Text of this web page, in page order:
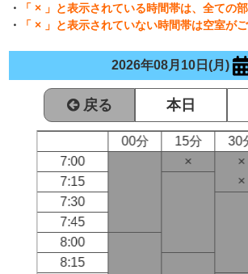
・
「 × 」と表示されている時間帯は、全ての
・
「 × 」と表示されていない時間帯は空室がご
2026年08月10日(月)
戻る 本日
00分 15分 30
7:00
× ×
7:15
×
7:30
7:45
8:00
8:15